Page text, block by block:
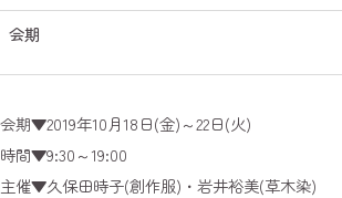
会期
会期▼2019年10月18日(金)～22日(火)
時間▼9:30～19:00
主催▼久保田時子(創作服)・岩井裕美(草木染)